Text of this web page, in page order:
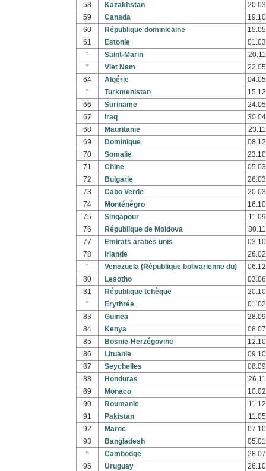
58
Kazakhstan
59
Canada
60
République dominicaine
61
Estonie
"
Saint-Marin
"
Viet Nam
64
Algérie
"
Turkmenistan
66
Suriname
67
Iraq
68
Mauritanie
69
Dominique
70
Somalie
71
Chine
72
Bulgarie
73
Cabo Verde
74
Monténégro
75
Singapour
76
République de Moldova
77
Emirats arabes unis
78
Irlande
"
Venezuela (République bolivarienne du)
80
Lesotho
81
République tchèque
"
Erythrée
83
Guinea
84
Kenya
85
Bosnie-Herzégovine
86
Lituanie
87
Seychelles
88
Honduras
89
Monaco
90
Roumanie
91
Pakistan
92
Maroc
93
Bangladesh
"
Cambodge
95
Uruguay